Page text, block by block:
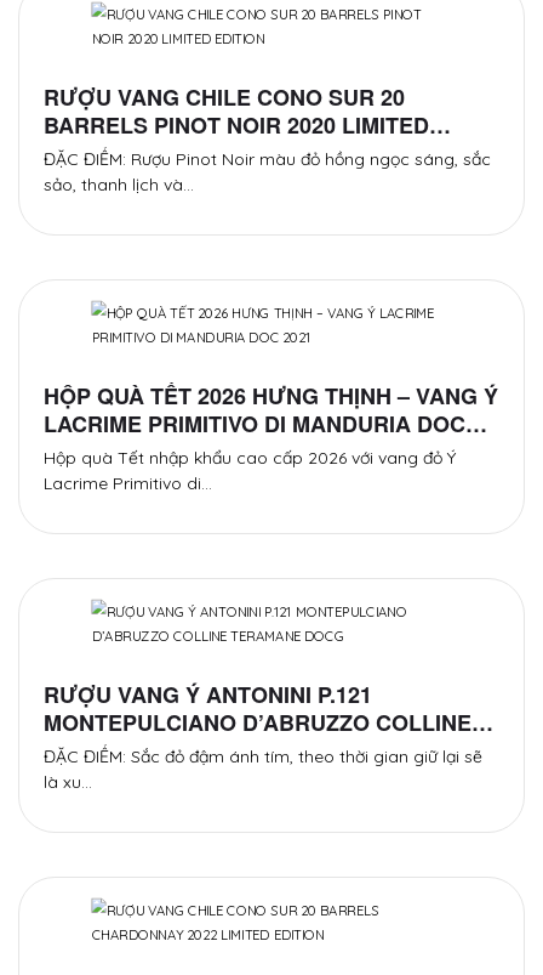
RƯỢU VANG CHILE CONO SUR 20
BARRELS PINOT NOIR 2020 LIMITED
EDITION
ĐẶC ĐIỂM: Rượu Pinot Noir màu đỏ hồng ngọc sáng, sắc
sảo, thanh lịch và…
HỘP QUÀ TẾT 2026 HƯNG THỊNH – VANG Ý
LACRIME PRIMITIVO DI MANDURIA DOC
2021
Hộp quà Tết nhập khẩu cao cấp 2026 với vang đỏ Ý
Lacrime Primitivo di…
RƯỢU VANG Ý ANTONINI P.121
MONTEPULCIANO D’ABRUZZO COLLINE
TERAMANE DOCG
ĐẶC ĐIỂM: Sắc đỏ đậm ánh tím, theo thời gian giữ lại sẽ
là xu…